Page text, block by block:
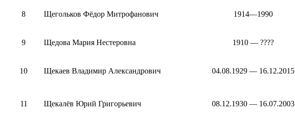
8 Щегольков Фёдор Митрофанович 1914—1990
9 Щедова Мария Нестеровна 1910 — ????
10 Щекаев Владимир Александрович 04.08.1929 — 16.12.2015
11 Щекалёв Юрий Григорьевич 08.12.1930 — 16.07.2003